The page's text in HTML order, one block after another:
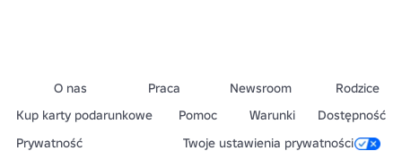
O nas Praca Newsroom
Rodzice
Kup karty podarunkowe
Pomoc Warunki
Dostępność
Prywatność
Twoje ustawienia prywatności